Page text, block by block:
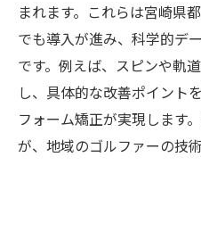
まれます。これらは宮崎県
でも導入が進み、科学的デ
です。例えば、スピンや軌
し、具体的な改善ポイント
フォーム矯正が実現します
が、地域のゴルファーの技